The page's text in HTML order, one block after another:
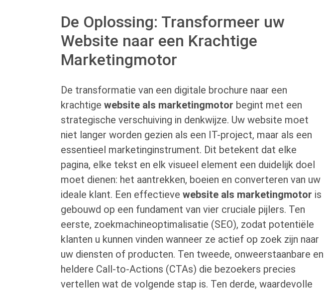
De Oplossing: Transformeer uw
Website naar een Krachtige
Marketingmotor
De transformatie van een digitale brochure naar een
krachtige website als marketingmotor begint met een
strategische verschuiving in denkwijze. Uw website moet
niet langer worden gezien als een IT-project, maar als een
essentieel marketinginstrument. Dit betekent dat elke
pagina, elke tekst en elk visueel element een duidelijk doel
moet dienen: het aantrekken, boeien en converteren van uw
ideale klant. Een effectieve website als marketingmotor is
gebouwd op een fundament van vier cruciale pijlers. Ten
eerste, zoekmachineoptimalisatie (SEO), zodat potentiële
klanten u kunnen vinden wanneer ze actief op zoek zijn naar
uw diensten of producten. Ten tweede, onweerstaanbare en
heldere Call-to-Actions (CTAs) die bezoekers precies
vertellen wat de volgende stap is. Ten derde, waardevolle